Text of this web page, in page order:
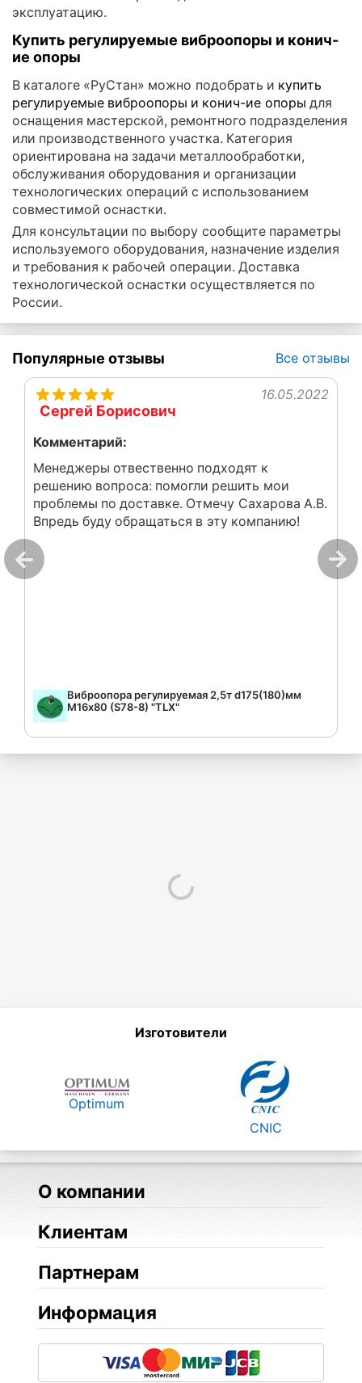
эксплуатацию.
Купить регулируемые виброопоры и конич-
ие опоры
В каталоге «РуСтан» можно подобрать и купить
регулируемые виброопоры и конич-ие опоры для
оснащения мастерской, ремонтного подразделения
или производственного участка. Категория
ориентирована на задачи металлообработки,
обслуживания оборудования и организации
технологических операций с использованием
совместимой оснастки.
Для консультации по выбору сообщите параметры
используемого оборудования, назначение изделия
и требования к рабочей операции. Доставка
технологической оснастки осуществляется по
России.
Популярные отзывы Все отзывы
16.05.2022
Сергей Борисович
Комментарий:
Менеджеры отвественно подходят к
решению вопроса: помогли решить мои
проблемы по доставке. Отмечу Сахарова А.В.
Впредь буду обращаться в эту компанию!
Виброопора регулируемая 2,5т d175(180)мм
М16х80 (S78-8) "TLX"
Изготовители
Optimum
CNIC
О компании
Клиентам
Партнерам
Информация